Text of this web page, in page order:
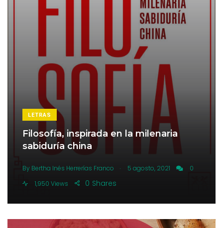
LETRAS
Filosofía, inspirada en la milenaria
sabiduría china
By Bertha Inés Herrerías Franco . 5 agosto, 2021
0
1,950 Views
Shares
0